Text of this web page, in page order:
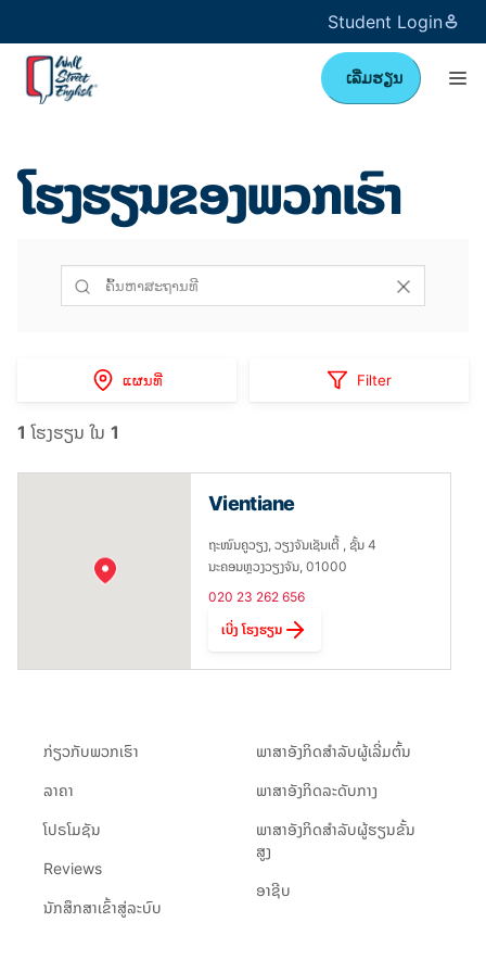
Student Login
ເລີ່ມຮຽນ
ໂຮງຮຽນຂອງພວກເຮົາ
ແຜນທີ່ Filter
1 ໂຮງຮຽນ ໃນ 1
Vientiane
ຖະໜົນຄູວຽງ, ວຽງຈັນເຊັນເຕີ້ , ຊັ້ນ 4
ນະຄອນຫຼວງວຽງຈັນ, 01000
020 23 262 656
ເບີ່ງ ໂຮງຮຽນ
ກ່ຽວ​ກັບ​ພວກ​ເຮົາ
ລາຄາ
ໂປຣໂມຊັນ
Reviews
ນັກສຶກສາເຂົ້າສູ່ລະບົບ
ພາສາອັງກິດສຳລັບຜູ້ເລີ່ມຕົ້ນ
ພາສາອັງກິດລະດັບກາງ
ພາສາອັງກິດສຳລັບຜູ້ຮຽນຂັ້ນ
ສູງ
ອາຊີບ